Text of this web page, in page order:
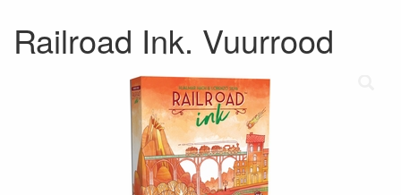
Railroad Ink. Vuurrood